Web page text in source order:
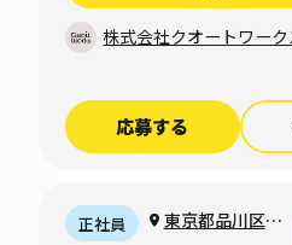
株式会社クオートワーク
応募する
正社員
東京都品川区上